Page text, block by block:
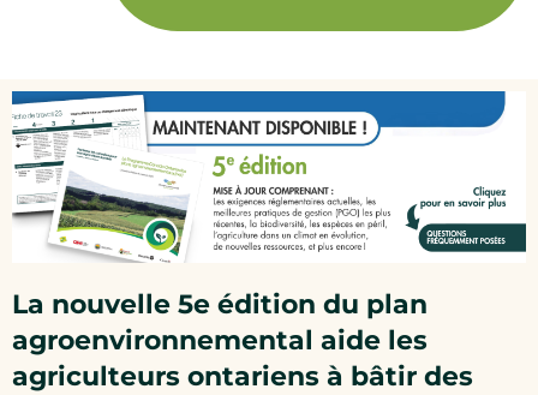
La nouvelle 5e édition du plan
agroenvironnemental aide les
agriculteurs ontariens à bâtir des